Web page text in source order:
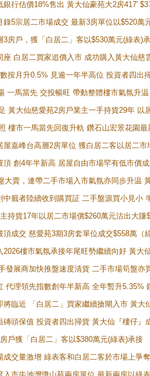
銀行估價18%售出 黃大仙豪苑大2房417'
錄5宗居二市場成交 最新3房單位以$520萬
3房戶，獲「白居二」客以$530萬元(綠表)
座 白居二買家追價入市 成功購入黃大仙
按月升0.5% 見逾一年半高位 投資者四
一馬當先 交投暢旺 帶動整體樓市氣氛升
黃大仙慈愛苑2房戶業主一手持貨29年 以
樓市一馬當先回復升軌 鑽石山宏景花園
屋嘉峰台高層2房單位 獲白居二客以居二市
頂 創4年半新高 居屋自由市場罕有低市價
大賣，連帶二手市場入市氣氛亦同步升温
中籤者陸續收到購買証 二手盤源買小見小
持貨17年以居二市場價$260萬元沽出大賺
頂成交 慈愛苑3期3房套單位成交$558萬（
2026樓市氣氛承接年尾旺勢繼續向好 黃
發展商加快推盤速度清貨 二手市場筍盤
代理領先指數創年半新高 全年暫升5.35%
將臨近 「白居二」買家繼續搶閘入市 黃
磚頭保值 投資者四出掃貨 黃大仙『樓仔
戶獲「白居二」客以$380萬元(綠表)承接
成交量激增 綠表客和白居二客於市場上